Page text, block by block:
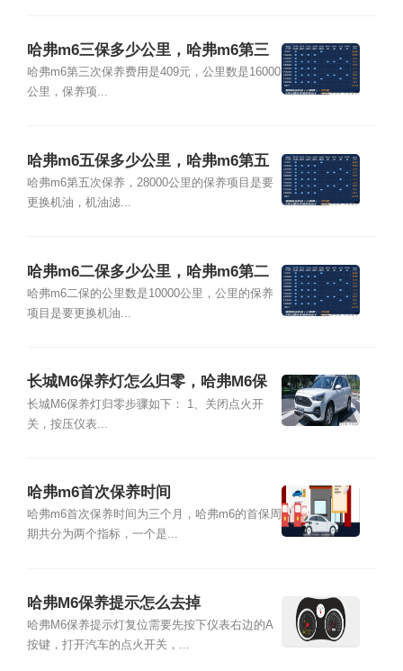
哈弗m6三保多少公里，哈弗m6第三
次保养多少钱
哈弗m6第三次保养费用是409元，公里数是16000
公里，保养项...
哈弗m6五保多少公里，哈弗m6第五
次保养多少钱
哈弗m6第五次保养，28000公里的保养项目是要
更换机油，机油滤...
哈弗m6二保多少公里，哈弗m6第二
次保养多少钱
哈弗m6二保的公里数是10000公里，公里的保养
项目是要更换机油...
长城M6保养灯怎么归零，哈弗M6保
养提示怎么去掉
长城M6保养灯归零步骤如下： 1、关闭点火开
关，按压仪表...
哈弗m6首次保养时间
哈弗m6首次保养时间为三个月，哈弗m6的首保周
期共分为两个指标，一个是...
哈弗M6保养提示怎么去掉
哈弗M6保养提示灯复位需要先按下仪表右边的A
按键，打开汽车的点火开关，...